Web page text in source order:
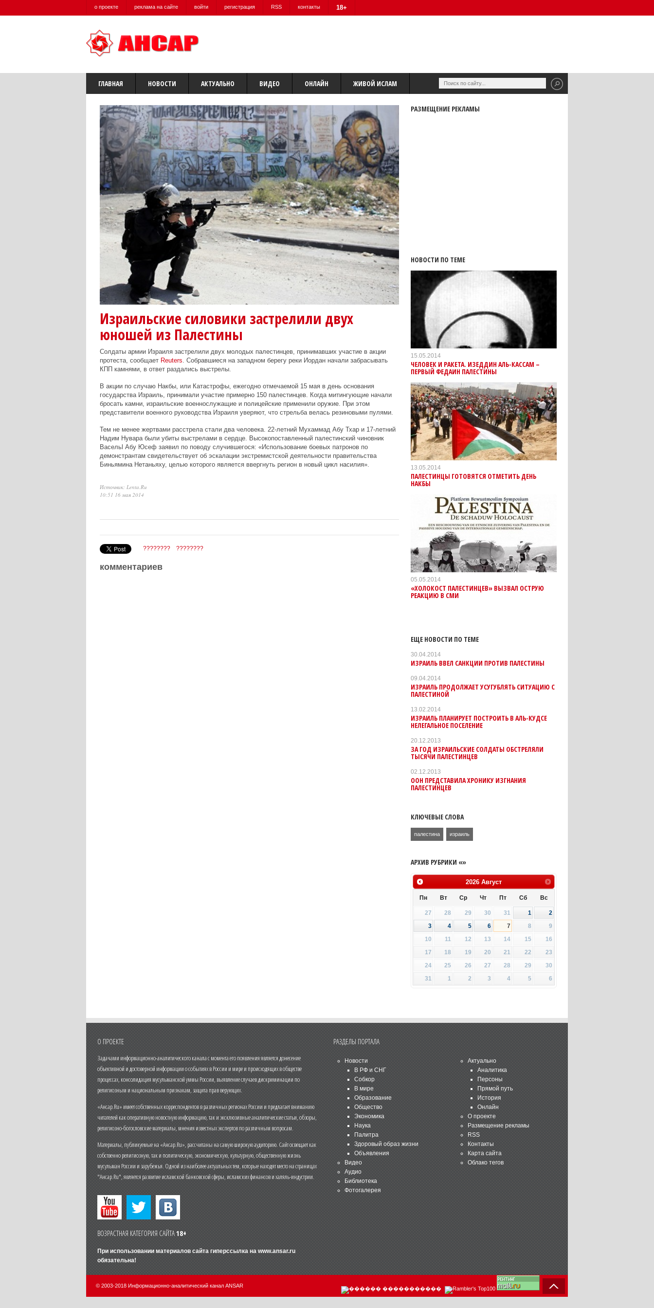
о проекте реклама на сайте войти регистрация RSS контакты 18+
ГЛАВНАЯ НОВОСТИ АКТУАЛЬНО ВИДЕО ОНЛАЙН ЖИВОЙ ИСЛАМ
Израильские силовики застрелили двух
юношей из Палестины
Солдаты армии Израиля застрелили двух молодых палестинцев, принимавших участие в акции
протеста, сообщает Reuters . Собравшиеся на западном берегу реки Иордан начали забрасывать
КПП камнями, в ответ раздались выстрелы.
В акции по случаю Накбы, или Катастрофы, ежегодно отмечаемой 15 мая в день основания
государства Израиль, принимали участие примерно 150 палестинцев. Когда митингующие начали
бросать камни, израильские военнослужащие и полицейские применили оружие. При этом
представители военного руководства Израиля уверяют, что стрельба велась резиновыми пулями.
Тем не менее жертвами расстрела стали два человека. 22-летний Мухаммад Абу Тхар и 17-летний
Надим Нувара были убиты выстрелами в сердце. Высокопоставленный палестинский чиновник
Васельl Абу Юсеф заявил по поводу случившегося: «Использование боевых патронов по
демонстрантам свидетельствует об эскалации экстремистской деятельности правительства
Биньямина Нетаньяху, целью которого является ввергнуть регион в новый цикл насилия».
Источник: Lenta.Ru
10:51 16 мая 2014
???????? ????????
комментариев
РАЗМЕЩЕНИЕ РЕКЛАМЫ
НОВОСТИ ПО ТЕМЕ
15.05.2014
ЧЕЛОВЕК И РАКЕТА. ИЗЕДДИН АЛЬ-КАССАМ –
ПЕРВЫЙ ФЕДАИН ПАЛЕСТИНЫ
13.05.2014
ПАЛЕСТИНЦЫ ГОТОВЯТСЯ ОТМЕТИТЬ ДЕНЬ
НАКБЫ
05.05.2014
«ХОЛОКОСТ ПАЛЕСТИНЦЕВ» ВЫЗВАЛ ОСТРУЮ
РЕАКЦИЮ В СМИ
ЕЩЕ НОВОСТИ ПО ТЕМЕ
30.04.2014
ИЗРАИЛЬ ВВЕЛ САНКЦИИ ПРОТИВ ПАЛЕСТИНЫ
09.04.2014
ИЗРАИЛЬ ПРОДОЛЖАЕТ УСУГУБЛЯТЬ СИТУАЦИЮ С
ПАЛЕСТИНОЙ
13.02.2014
ИЗРАИЛЬ ПЛАНИРУЕТ ПОСТРОИТЬ В АЛЬ-КУДСЕ
НЕЛЕГАЛЬНОЕ ПОСЕЛЕНИЕ
20.12.2013
ЗА ГОД ИЗРАИЛЬСКИЕ СОЛДАТЫ ОБСТРЕЛЯЛИ
ТЫСЯЧИ ПАЛЕСТИНЦЕВ
02.12.2013
ООН ПРЕДСТАВИЛА ХРОНИКУ ИЗГНАНИЯ
ПАЛЕСТИНЦЕВ
КЛЮЧЕВЫЕ СЛОВА
палестина израиль
АРХИВ РУБРИКИ «»
2026 Август
Пн Вт Ср Чт Пт Сб Вс
27 28 29 30 31 1
2
3
4 5 6 7 8
9
10
11 12 13 14 15
16
17
18 19 20 21 22
23
24
25 26 27 28 29
30
31
1 2 3 4 5 6
О ПРОЕКТЕ
Задачами информационно-аналитического канала с момента его появления является донесение
объективной и достоверной информации о событиях в России и мире и происходящих в обществе
процессах, консолидация мусульманской уммы России, выявление случаев дискриминации по
религиозным и национальным признакам, защита прав верующих.
«Ансар.Ru» имеет собственных корреспондентов в различных регионах России и предлагает вниманию
читателей как оперативную новостную информацию, так и эксклюзивные аналитические статьи, обзоры,
религиозно-богословские материалы, мнения известных экспертов по различным вопросам.
Материалы, публикуемые на «Ансар.Ru», рассчитаны на самую широкую аудиторию. Сайт освещает как
собственно религиозную, так и политическую, экономическую, культурную, общественную жизнь
мусульман России и зарубежья. Одной из наиболее актуальных тем, которые находят место на страницах
"Ансар.Ru", является развитие исламской банковской сферы, исламских финансов и халяль-индустрии.
ВОЗРАСТНАЯ КАТЕГОРИЯ САЙТА18+
При использовании материалов сайта гиперссылка на www.ansar.ru
обязательна!
РАЗДЕЛЫ ПОРТАЛА
Новости
В РФ и СНГ
Собкор
В мире
Образование
Общество
Экономика
Наука
Палитра
Здоровый образ жизни
Объявления
Видео
Аудио
Библиотека
Фотогалерея
Актуально
Аналитика
Персоны
Прямой путь
История
Онлайн
О проекте
Размещение рекламы
RSS
Контакты
Карта сайта
Облако тегов
© 2003-2018 Информационно-аналитический канал ANSAR